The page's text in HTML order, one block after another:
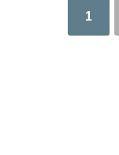
1